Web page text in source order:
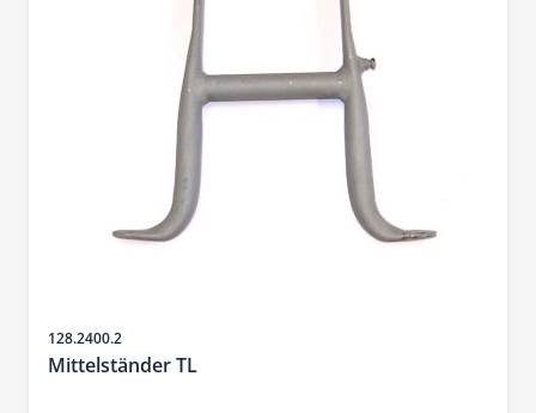
Artikelnr.
128.2400.2
Mittelständer TL